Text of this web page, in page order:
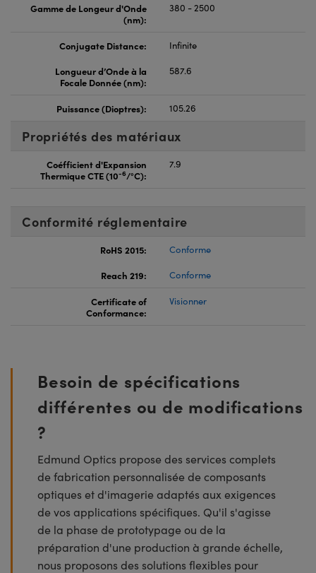
Gamme de Longeur d'Onde
(nm):
380 - 2500
Conjugate Distance:
Infinite
Longueur d’Onde à la
Focale Donnée (nm):
587.6
Puissance (Dioptres): 105.26
Propriétés des matériaux
Coéfficient d'Expansion
Thermique CTE (10-6/°C):
7.9
Conformité réglementaire
RoHS 2015:
Conforme
Reach 219:
Conforme
Certificate of
Conformance:
Visionner
Besoin de spécifications
différentes ou de modifications
?
Edmund Optics propose des services complets
de fabrication personnalisée de composants
optiques et d'imagerie adaptés aux exigences
de vos applications spécifiques. Qu'il s'agisse
de la phase de prototypage ou de la
préparation d'une production à grande échelle,
nous proposons des solutions flexibles pour